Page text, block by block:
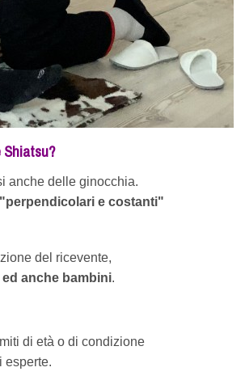
anche delle ginocchia.
"perpendicolari e costanti"
del ricevente,
anche bambini.
di età o di condizione
esperte.